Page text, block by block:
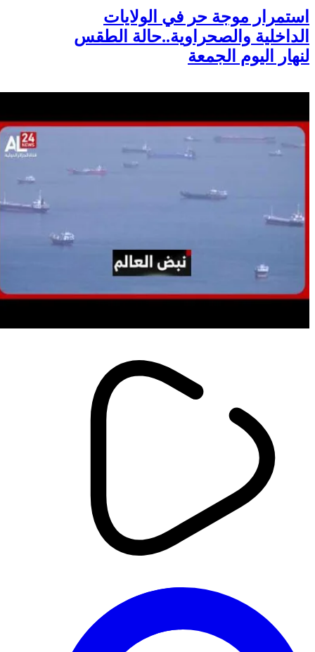
استمرار موجة حر في الولايات
الداخلية والصحراوية..حالة الطقس
لنهار اليوم الجمعة